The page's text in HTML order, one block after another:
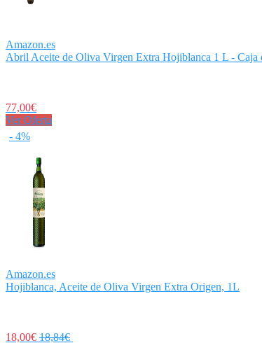
Amazon.es
Abril Aceite de Oliva Virgen Extra Hojiblanca 1 L - Caja
77,00€
Ver Oferta
- 4%
Amazon.es
Hojiblanca, Aceite de Oliva Virgen Extra Origen, 1L
18,00€ 18,84€